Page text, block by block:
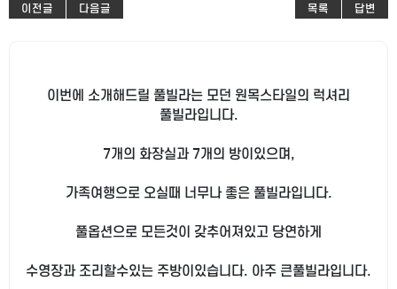
이전글 다음글 목록 답변
이번에 소개해드릴 풀빌라는 모던 원목스타일의 럭셔리
풀빌라입니다.
7개의 화장실과 7개의 방이있으며,
가족여행으로 오실때 너무나 좋은 풀빌라입니다.
풀옵션으로 모든것이 갖추어져있고 당연하게
수영장과 조리할수있는 주방이있습니다. 아주 큰풀빌라입니다.